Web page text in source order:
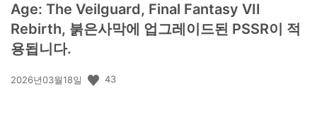
Age: The Veilguard, Final Fantasy VII
Rebirth, 붉은사막에 업그레이드된 PSSR이 적
용됩니다.
공
2026년03월18일 43